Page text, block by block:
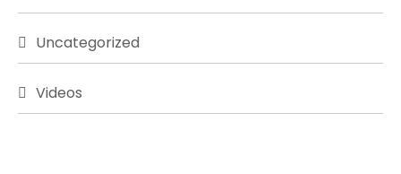
Uncategorized
Videos